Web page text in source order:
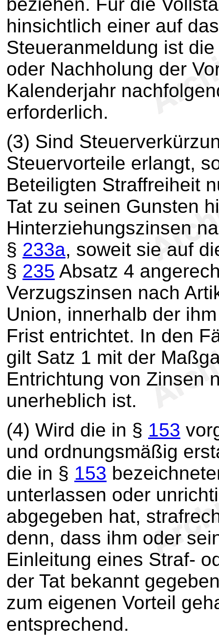
hinsichtlich einer auf
Steueranmeldung ist
oder Nachholung der
Kalenderjahr
erforderlich.
(3) Sind
Steuervorteile erlangt,
Beteiligten Straffreiheit
Tat zu seinen Gunsten
Hinterziehungszinsen
§ 233a, soweit sie auf
§ 235 Absatz 4
Verzugszinsen nach
Union, innerhalb der
Frist entrichtet. In den
gilt Satz 1 mit der
Entrichtung von Zinsen
unerheblich ist.
(4) Wird die in § 153
und ordnungsmäßig
die in § 153
unterlassen oder
abgegeben hat,
denn, dass ihm oder
Einleitung eines Straf-
der Tat bekannt
zum eigenen Vorteil
entsprechend.